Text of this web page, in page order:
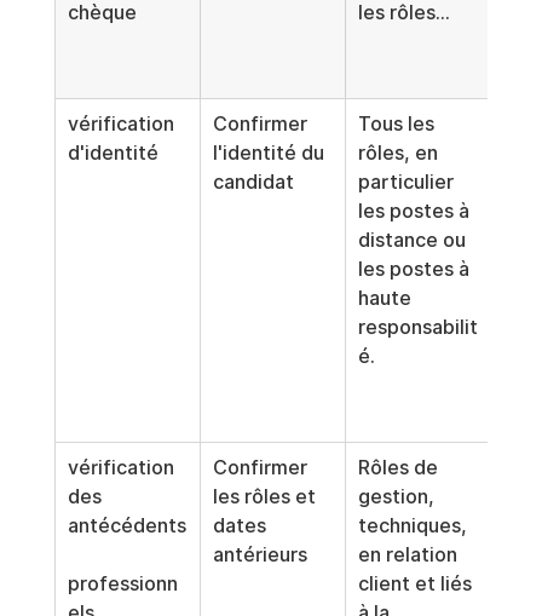
chèque
les rôles...
vérification
d'identité
Confirmer
l'identité du
candidat
Tous les
rôles, en
particulier
les postes à
distance ou
les postes à
haute
responsabilit
é.
vérification
des
antécédents
professionn
Confirmer
les rôles et
dates
antérieurs
Rôles de
gestion,
techniques,
en relation
client et liés